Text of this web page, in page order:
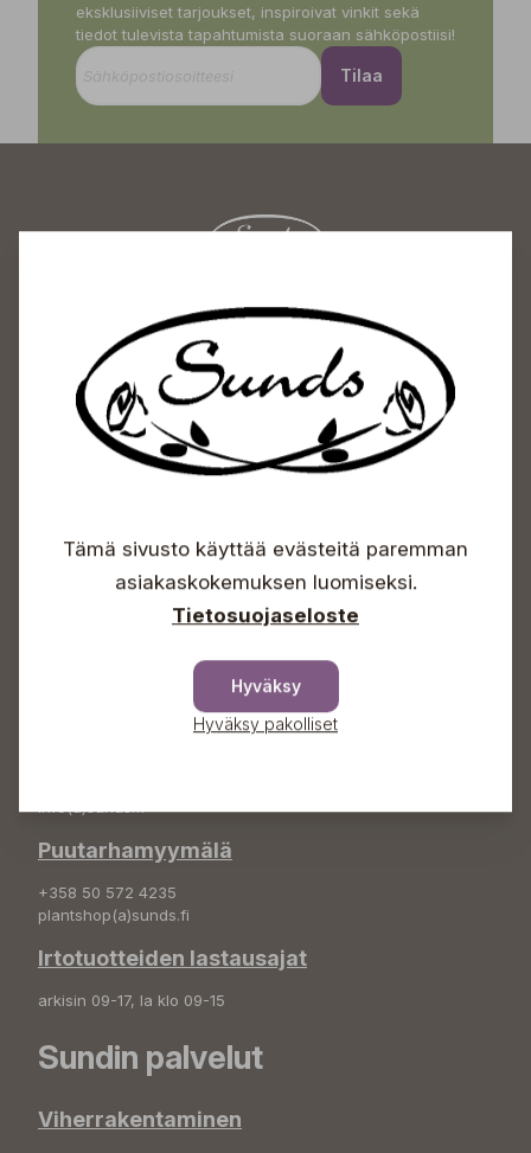
eksklusiiviset tarjoukset, inspiroivat vinkit sekä
tiedot tulevista tapahtumista suoraan sähköpostiisi!
Tilaa
Sundin Puutarhakeskus
Avoinna
Arkisin 09-18
Lauantaisin 09-16
Sunnuntaisin Itsepalvelu
+358 50 388 9592
info(a)sunds.fi
Puutarhamyymälä
+358 50 572 4235
plantshop(a)sunds.fi
Irtotuotteiden lastausajat
arkisin 09-17, la klo 09-15
Sundin palvelut
Viherrakentaminen
Tämä sivusto käyttää evästeitä paremman
asiakaskokemuksen luomiseksi.
Tietosuojaseloste
Hyväksy
Hyväksy pakolliset